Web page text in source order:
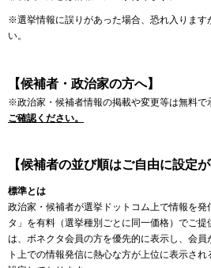
※選挙情報に誤りがあった場合、恐れ入ります
い。
【候補者・政治家の方へ】
※政治家・候補者情報の掲載や変更等は無料で
ご確認ください。
【候補者の並び順はご自由に設定が
標準とは
政治家・候補者が選挙ドットコム上で情報を発
タ」を有料（選挙種別ごとに同一価格）でご
は、ボネクタ会員の方を優先的に表示し、会員
ト上での情報発信に熱心な方が上位に表示さ